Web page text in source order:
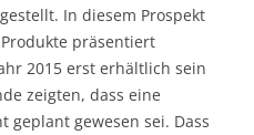
In diesem Prospekt
präsentiert
2015 erst erhältlich sein
zeigten, dass eine
geplant gewesen sei. Dass